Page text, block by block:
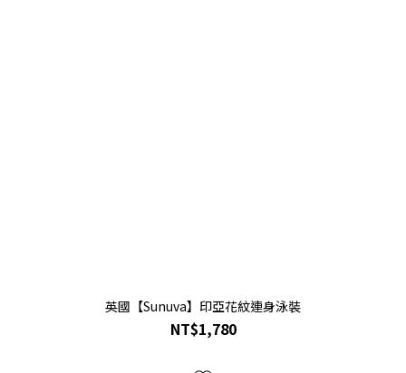
英國【Sunuva】印亞花紋連身泳裝
NT$1,780